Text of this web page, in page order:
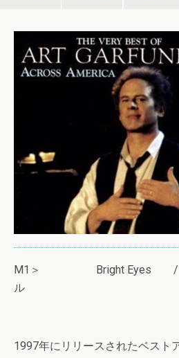
M1＞ Bright Eyes / アー
ル
1997年にリリースされたベスト